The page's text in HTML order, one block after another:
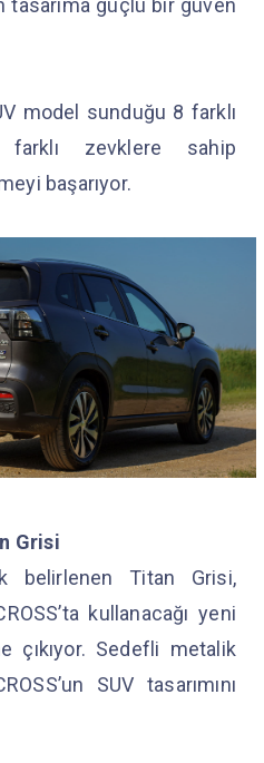
güçlü bir güven
model sunduğu 8 farklı
zevklere sahip
başarıyor.
Grisi
belirlenen Titan Grisi,
kullanacağı yeni
çıkıyor. Sedefli metalik
SUV tasarımını